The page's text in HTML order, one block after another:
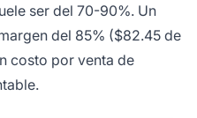
ser del 70-90%. Un
del 85% ($82.45 de
costo por venta de